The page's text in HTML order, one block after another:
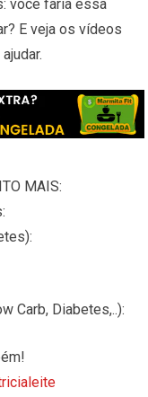
você faria essa
E veja os vídeos
MAIS:
Carb, Diabetes,..):